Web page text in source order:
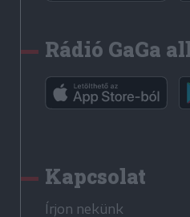
Rádió GaGa
Kapcsolat
Írjon nekünk